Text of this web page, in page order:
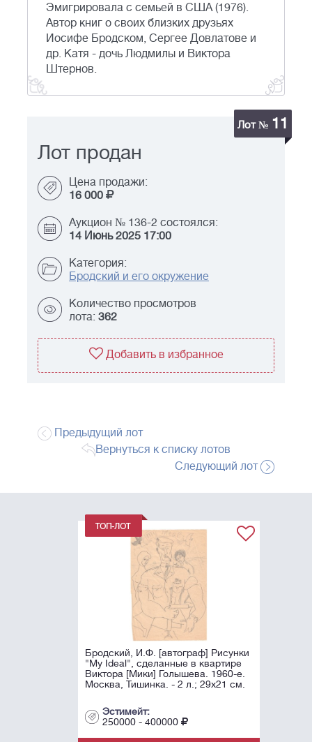
Эмигрировала с семьей в США (1976).
Автор книг о своих близких друзьях
Иосифе Бродском, Сергее Довлатове и
др. Катя - дочь Людмилы и Виктора
Штернов.
Лот № 11
Лот продан
Цена продажи:
16 000
Аукцион № 136-2 состоялся:
14 Июнь 2025 17:00
Категория:
Бродский и его окружение
Количество просмотров
лота: 362
Добавить в избранное
Предыдущий лот
Вернуться к списку лотов
Следующий лот
Бродский, И.Ф. [автограф] Рисунки
"My Ideal", сделанные в квартире
Виктора [Мики] Голышева. 1960-е.
Москва, Тишинка. - 2 л.; 29х21 см.
Эстимейт:
250000 - 400000